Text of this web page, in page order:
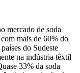
mercado de soda
mais de 60% do
do Sudeste
na indústria têxtil
33% da soda